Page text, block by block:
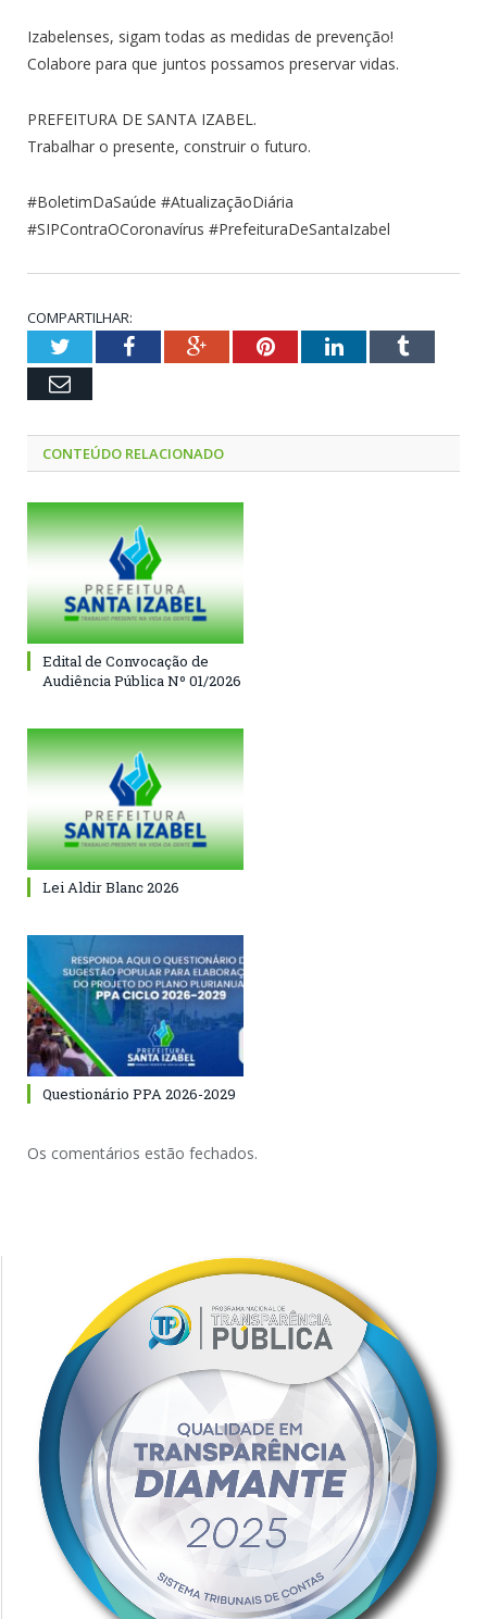
Izabelenses, sigam todas as medidas de prevenção!
Colabore para que juntos possamos preservar vidas.
PREFEITURA DE SANTA IZABEL.
Trabalhar o presente, construir o futuro.
#BoletimDaSaúde #AtualizaçãoDiária
#SIPContraOCoronavírus #PrefeituraDeSantaIzabel
COMPARTILHAR:
TwitterFacebookGoogle+PinterestLinkedInTumblr
Email
CONTEÚDO RELACIONADO
Edital de Convocação de
Audiência Pública Nº 01/2026
Lei Aldir Blanc 2026
Questionário PPA 2026-2029
Os comentários estão fechados.